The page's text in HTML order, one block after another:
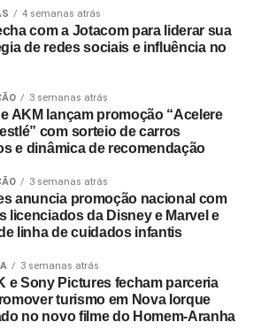
4 semanas atrás
com a Jotacom para liderar sua
de redes sociais e influência no
3 semanas atrás
e AKM lançam promoção “Acelere
com sorteio de carros
e dinâmica de recomendação
3 semanas atrás
anuncia promoção nacional com
licenciados da Disney e Marvel e
linha de cuidados infantis
3 semanas atrás
e Sony Pictures fecham parceria
turismo em Nova Iorque
no novo filme do Homem-Aranha